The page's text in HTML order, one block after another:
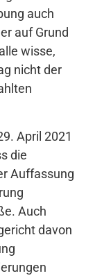
auch
auf Grund
wisse,
nicht der
April 2021
die
Auffassung
Auch
davon